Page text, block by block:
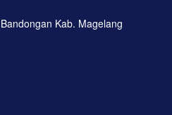
Kab. Magelang